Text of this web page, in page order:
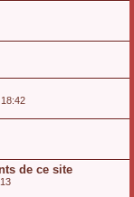
de ce site